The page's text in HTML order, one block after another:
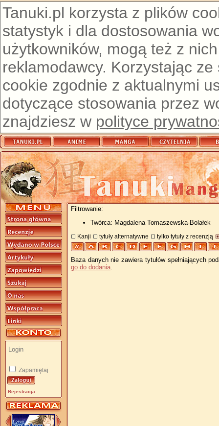
Tanuki.pl korzysta z plików
statystyk i dla dostosowania
użytkowników, mogą też z
reklamodawcy. Korzystając
cookie zgodnie z aktualnymi
dotyczące stosowania przez
znajdziesz w polityce
Zapamiętaj
Rejestracja
Filtrowanie:
Twórca: Magdalena Tomaszewska-Bolałek
Kanji tytuły alternatywne tylko tytuły z recenzją
Baza danych nie zawiera tytułów spełniających
go do dodania.